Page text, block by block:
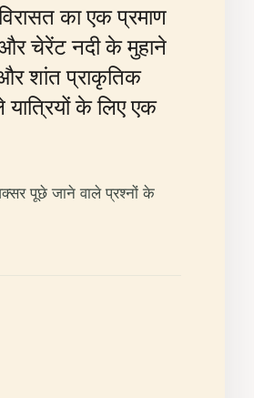
का एक प्रमाण
चेरेंट नदी के मुहाने
शांत प्राकृतिक
के लिए एक
पूछे जाने वाले प्रश्नों के